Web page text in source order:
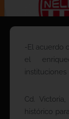
-El acuerdo
el
instituciones
Cd.
histórico